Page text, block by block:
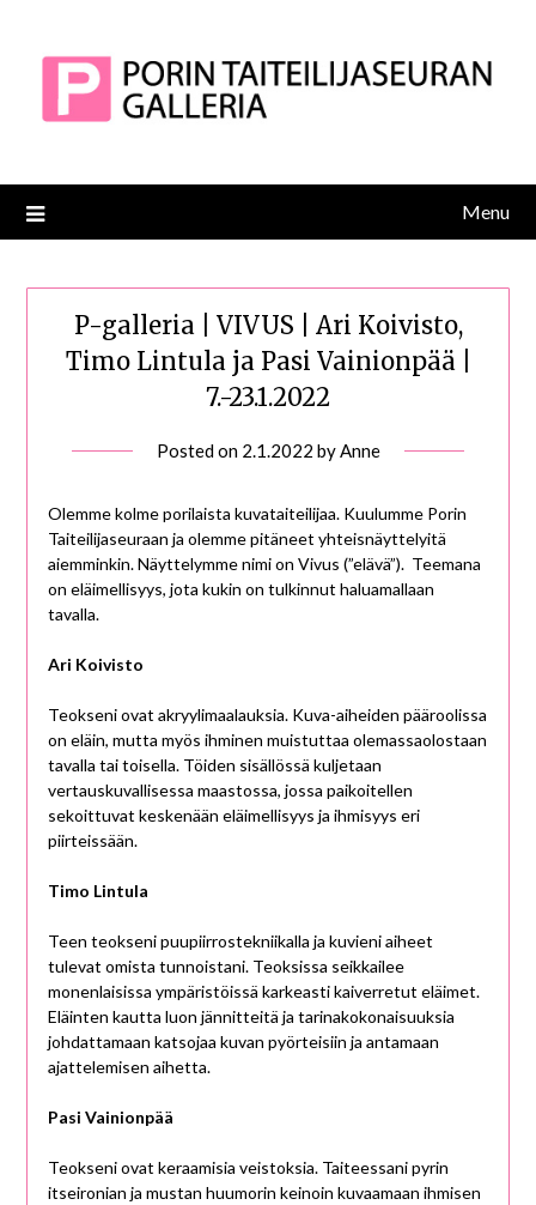
Menu
P-galleria | VIVUS | Ari Koivisto,
Timo Lintula ja Pasi Vainionpää |
7.-23.1.2022
Posted on 2.1.2022 byAnne
Olemme kolme porilaista kuvataiteilijaa. Kuulumme Porin
Taiteilijaseuraan ja olemme pitäneet yhteisnäyttelyitä
aiemminkin. Näyttelymme nimi on Vivus (”elävä”). Teemana
on eläimellisyys, jota kukin on tulkinnut haluamallaan
tavalla.
Ari Koivisto
Teokseni ovat akryylimaalauksia. Kuva-aiheiden pääroolissa
on eläin, mutta myös ihminen muistuttaa olemassaolostaan
tavalla tai toisella. Töiden sisällössä kuljetaan
vertauskuvallisessa maastossa, jossa paikoitellen
sekoittuvat keskenään eläimellisyys ja ihmisyys eri
piirteissään.
Timo Lintula
Teen teokseni puupiirrostekniikalla ja kuvieni aiheet
tulevat omista tunnoistani. Teoksissa seikkailee
monenlaisissa ympäristöissä karkeasti kaiverretut eläimet.
Eläinten kautta luon jännitteitä ja tarinakokonaisuuksia
johdattamaan katsojaa kuvan pyörteisiin ja antamaan
ajattelemisen aihetta.
Pasi Vainionpää
Teokseni ovat keraamisia veistoksia. Taiteessani pyrin
itseironian ja mustan huumorin keinoin kuvaamaan ihmisen